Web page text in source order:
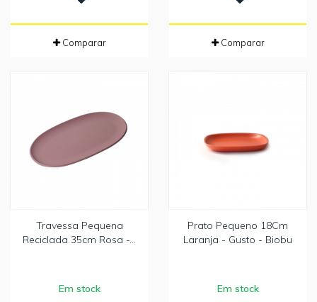
Comparar Comparar
Travessa Pequena
Reciclada 35cm Rosa -...
Em stock
Prato Pequeno 18Cm
Laranja - Gusto - Biobu
Em stock